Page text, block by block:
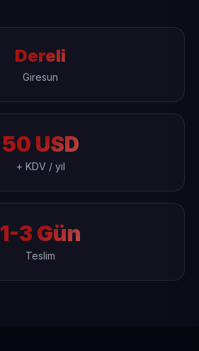
Dereli
Giresun
50 USD
+ KDV / yıl
1-3 Gün
Teslim